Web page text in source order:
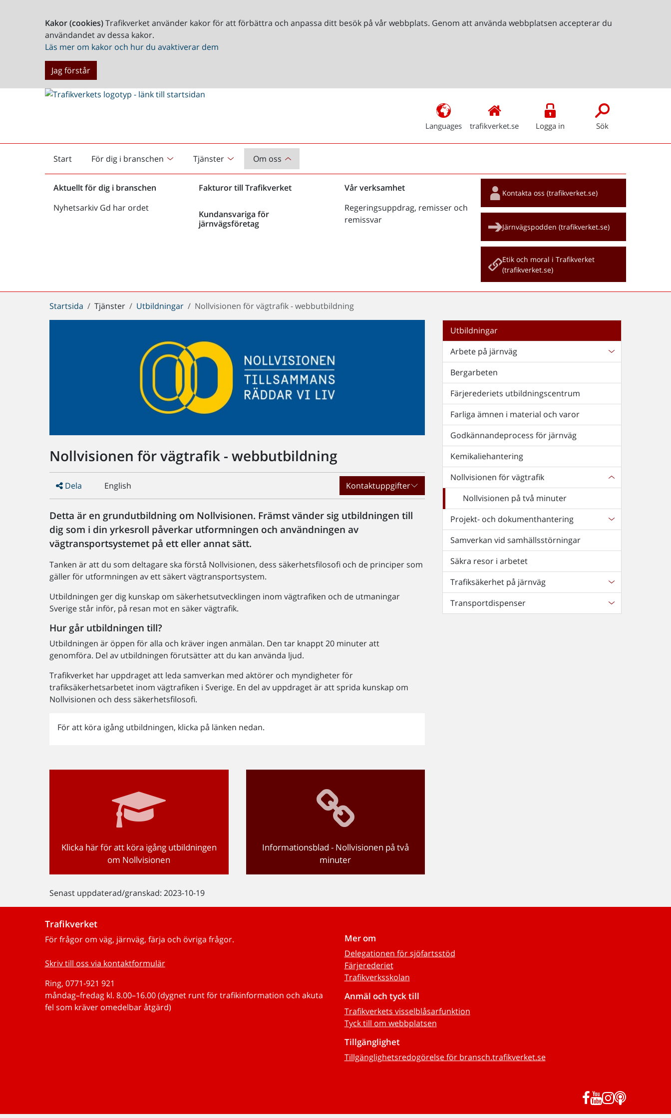
Kakor (cookies)Trafikverket använder kakor för att förbättra och anpassa ditt besök på vår webbplats. Genom att använda webbplatsen accepterar du
användandet av dessa kakor.
Läs mer om kakor och hur du avaktiverar dem
Jag förstår
Languages trafikverket.se Logga in Sök
Start
Startsida För dig i branschen Tjänster Om oss
Aktuellt för dig i branschen
Nyhetsarkiv Gd har ordet
Fakturor till Trafikverket
Kundansvariga för
järnvägsföretag
Vår verksamhet
Regeringsuppdrag, remisser och
remissvar
Snabblänkar
Kontakta oss (trafikverket.se)
Järnvägspodden (trafikverket.se)
Etik och moral i Trafikverket
(trafikverket.se)
Du
är
Startsida Tjänster Utbildningar Nollvisionen för vägtrafik - webbutbildning
Nollvisionen för vägtrafik - webbutbildning
Dela English Kontaktuppgifter
Detta är en grundutbildning om Nollvisionen. Främst vänder sig utbildningen till
dig som i din yrkesroll påverkar utformningen och användningen av
vägtransportsystemet på ett eller annat sätt.
Tanken är att du som deltagare ska förstå Nollvisionen, dess säkerhetsfilosofi och de principer som
gäller för utformningen av ett säkert vägtransportsystem.
Utbildningen ger dig kunskap om säkerhetsutvecklingen inom vägtrafiken och de utmaningar
Sverige står inför, på resan mot en säker vägtrafik.
Hur går utbildningen till?
Utbildningen är öppen för alla och kräver ingen anmälan. Den tar knappt 20 minuter att
genomföra. Del av utbildningen förutsätter att du kan använda ljud.
Trafikverket har uppdraget att leda samverkan med aktörer och myndigheter för
trafiksäkerhetsarbetet inom vägtrafiken i Sverige. En del av uppdraget är att sprida kunskap om
Nollvisionen och dess säkerhetsfilosofi.
För att köra igång utbildningen, klicka på länken nedan.
Klicka här för att köra igång utbildningen
om Nollvisionen
Informationsblad - Nollvisionen på två
minuter
Senast uppdaterad/granskad: 2023-10-19
Utbildningar
Arbete på järnväg
Bergarbeten
Färjerederiets utbildningscentrum
Farliga ämnen i material och varor
Godkännandeprocess för järnväg
Kemikaliehantering
Nollvisionen för vägtrafik
Nollvisionen på två minuter
Projekt- och dokumenthantering
Samverkan vid samhällsstörningar
Säkra resor i arbetet
Trafiksäkerhet på järnväg
Transportdispenser
Trafikverket
För frågor om väg, järnväg, färja och övriga frågor.
Skriv till oss via kontaktformulär
Ring, 0771-921 921
måndag–fredag kl. 8.00–16.00 (dygnet runt för trafikinformation och akuta
fel som kräver omedelbar åtgärd)
Mer om
Delegationen för sjöfartsstöd
Färjerederiet
Trafikverksskolan
Anmäl och tyck till
Trafikverkets visselblåsarfunktion
Tyck till om webbplatsen
Tillgänglighet
Tillgänglighetsredogörelse för bransch.trafikverket.se
Facebook
YouTube
Instagram
Podd